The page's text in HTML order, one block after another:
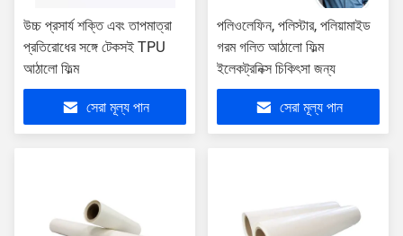
উচ্চ প্রসার্য শক্তি এবং তাপমাত্রা
প্রতিরোধের সঙ্গে টেকসই TPU
আঠালো ফিল্ম
সেরা মূল্য পান
পলিওলেফিন, পলিস্টার, পলিয়ামাইড
গরম গলিত আঠালো ফিল্ম
ইলেকট্রনিক্স চিকিৎসা জন্য
সেরা মূল্য পান